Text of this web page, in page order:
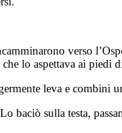
verso
lo aspettava ai piedi
leva e combini
baciò sulla testa,